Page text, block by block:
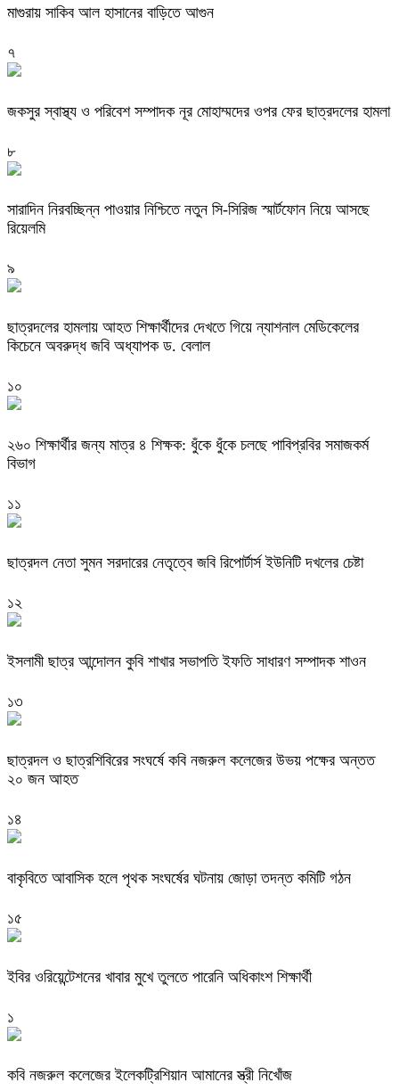
মাগুরায় সাকিব আল হাসানের বাড়িতে আগুন
৭
জকসুর স্বাস্থ্য ও পরিবেশ সম্পাদক নূর মোহাম্মদের ওপর ফের ছাত্রদলের হামলা
৮
সারাদিন নিরবচ্ছিন্ন পাওয়ার নিশ্চিতে নতুন সি-সিরিজ স্মার্টফোন নিয়ে আসছে
রিয়েলমি
৯
ছাত্রদলের হামলায় আহত শিক্ষার্থীদের দেখতে গিয়ে ন্যাশনাল মেডিকেলের
কিচেনে অবরুদ্ধ জবি অধ্যাপক ড. বেলাল
১০
২৬০ শিক্ষার্থীর জন্য মাত্র ৪ শিক্ষক: ধুঁকে ধুঁকে চলছে পাবিপ্রবির সমাজকর্ম
বিভাগ
১১
ছাত্রদল নেতা সুমন সরদারের নেতৃত্বে জবি রিপোর্টার্স ইউনিটি দখলের চেষ্টা
১২
ইসলামী ছাত্র আন্দোলন কুবি শাখার সভাপতি ইফতি সাধারণ সম্পাদক শাওন
১৩
ছাত্রদল ও ছাত্রশিবিরের সংঘর্ষে কবি নজরুল কলেজের উভয় পক্ষের অন্তত
২০ জন আহত
১৪
বাকৃবিতে আবাসিক হলে পৃথক সংঘর্ষের ঘটনায় জোড়া তদন্ত কমিটি গঠন
১৫
ইবির ওরিয়েন্টেশনের খাবার মুখে তুলতে পারেনি অধিকাংশ শিক্ষার্থী
১
কবি নজরুল কলেজের ইলেকট্রিশিয়ান আমানের স্ত্রী নিখোঁজ